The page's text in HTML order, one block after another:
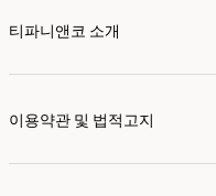
티파니앤코 소개
이용약관 및 법적고지